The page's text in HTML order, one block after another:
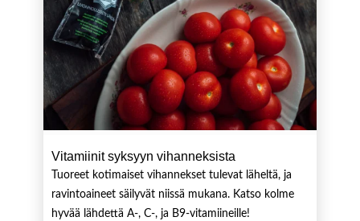
Vitamiinit syksyyn vihanneksista
Tuoreet kotimaiset vihannekset tulevat läheltä, ja
ravintoaineet säilyvät niissä mukana. Katso kolme
hyvää lähdettä A-, C-, ja B9-vitamiineille!